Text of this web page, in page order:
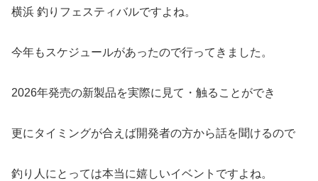
横浜 釣りフェスティバルですよね。
今年もスケジュールがあったので行ってきました。
2026年発売の新製品を実際に見て・触ることができ
更にタイミングが合えば開発者の方から話を聞けるので
釣り人にとっては本当に嬉しいイベントですよね。